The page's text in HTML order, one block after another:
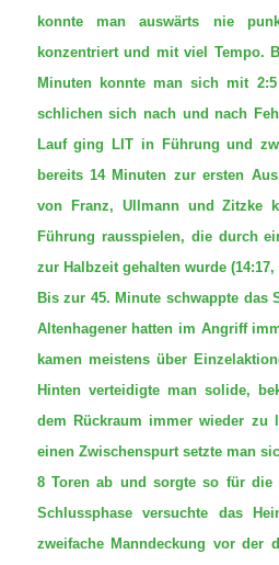
konnte man auswärts nie
konzentriert und mit viel Tempo.
Minuten konnte man sich mit
schlichen sich nach und nach
Lauf ging LIT in Führung und
bereits 14 Minuten zur ersten
von Franz, Ullmann und Zitzke
Führung rausspielen, die durch
zur Halbzeit gehalten wurde (14:17,
Bis zur 45. Minute schwappte
Altenhagener hatten im Angriff
kamen meistens über
Hinten verteidigte man solide,
dem Rückraum immer wieder zu
einen Zwischenspurt setzte man
8 Toren ab und sorgte so für die
Schlussphase versuchte das
zweifache Manndeckung vor der